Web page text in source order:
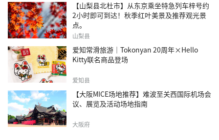
【山梨县北杜市】从东京乘坐特急列车梓号约
2小时即可到达！秋季红叶美景及推荐观光景
点。
山梨县
爱知常滑旅游｜Tokonyan 20周年×Hello
Kitty联名商品登场
爱知县
【大阪MICE场地推荐】难波至关西国际机场会
议、展览及活动场地指南
大阪府